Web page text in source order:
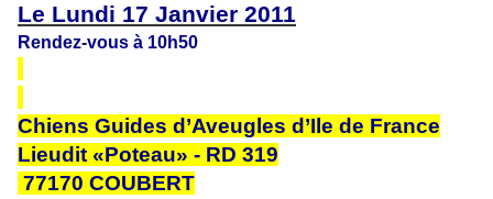
Le Lundi 17 Janvier 2011
Rendez-vous à 10h50
Chiens Guides d’Aveugles d’Ile de France
Lieudit «Poteau» - RD 319
77170 COUBERT